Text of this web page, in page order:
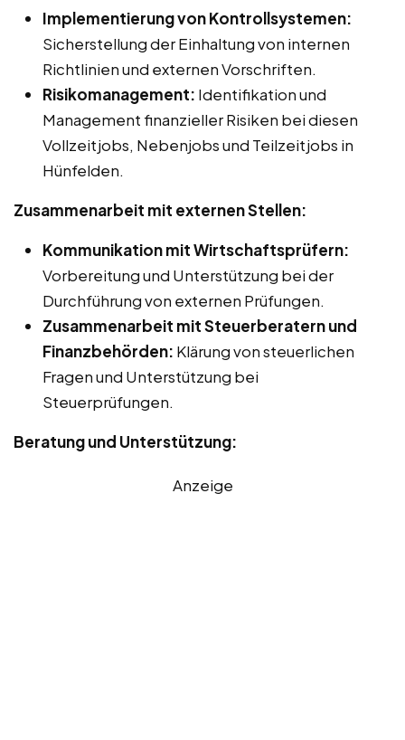
Implementierung von Kontrollsystemen:
Sicherstellung der Einhaltung von internen
Richtlinien und externen Vorschriften.
Risikomanagement: Identifikation und
Management finanzieller Risiken bei diesen
Vollzeitjobs, Nebenjobs und Teilzeitjobs in
Hünfelden.
Zusammenarbeit mit externen Stellen:
Kommunikation mit Wirtschaftsprüfern:
Vorbereitung und Unterstützung bei der
Durchführung von externen Prüfungen.
Zusammenarbeit mit Steuerberatern und
Finanzbehörden: Klärung von steuerlichen
Fragen und Unterstützung bei
Steuerprüfungen.
Beratung und Unterstützung:
Anzeige